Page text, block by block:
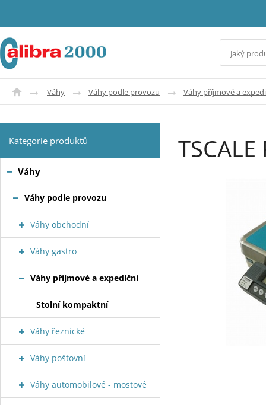
Váhy Váhy podle provozu Váhy příjmové a
Kategorie produktů
Váhy
Váhy podle provozu
Váhy obchodní
Váhy gastro
Váhy příjmové a expediční
Stolní kompaktní
Váhy řeznické
Váhy poštovní
Váhy automobilové - mostové